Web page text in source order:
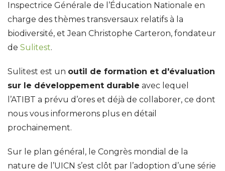
Inspectrice Générale de l’Éducation Nationale en
charge des thèmes transversaux relatifs à la
biodiversité, et Jean Christophe Carteron, fondateur
de Sulitest.
Sulitest est un outil de formation et d'évaluation
sur le développement durable avec lequel
l’ATIBT a prévu d’ores et déjà de collaborer, ce dont
nous vous informerons plus en détail
prochainement.
Sur le plan général, le Congrès mondial de la
nature de l’UICN s’est clôt par l’adoption d’une série